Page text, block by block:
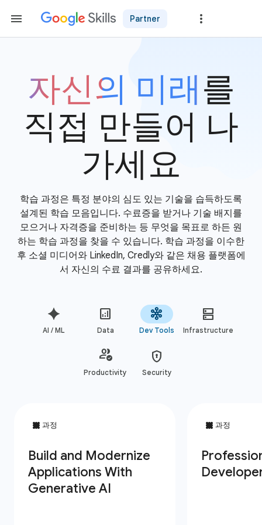
Partner
자신의 미래를
직접 만들어 나
가세요
학습 과정은 특정 분야의 심도 있는 기술을 습득하도록
설계된 학습 모음입니다. 수료증을 받거나 기술 배지를
모으거나 자격증을 준비하는 등 무엇을 목표로 하든 원
하는 학습 과정을 찾을 수 있습니다. 학습 과정을 이수한
후 소셜 미디어와 LinkedIn, Credly와 같은 채용 플랫폼에
서 자신의 수료 결과를 공유하세요.
AI / ML Data Dev Tools Infrastructure
Productivity Security